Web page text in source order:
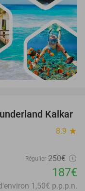
25%
Kalkar
8.9 star
Régulier 250€
187€
1,50€ p.p.p.n.